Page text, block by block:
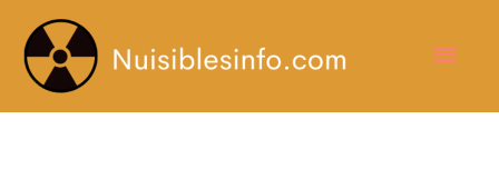
contenu